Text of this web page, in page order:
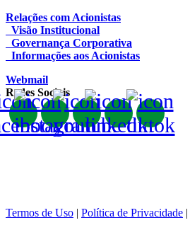
Relações com Acionistas
Visão Institucional
Governança Corporativa
Informações aos Acionistas
Webmail
Redes Sociais
Termos de Uso | Política de Privacidade |